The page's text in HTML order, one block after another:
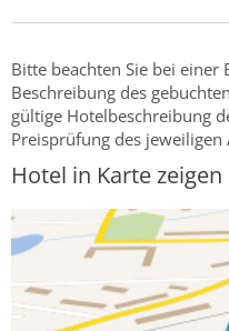
Bitte beachten Sie bei einer
Beschreibung des
gültige Hotelbeschreibung
Preisprüfung des
Hotel in Karte zeigen